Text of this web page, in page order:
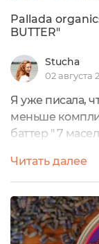
Pallada
BUTTER"
Stucha
02 августа
Я уже писала,
меньше
баттер " 7
основу крема,
Их
защитный
удерживают
масел и
Читать далее